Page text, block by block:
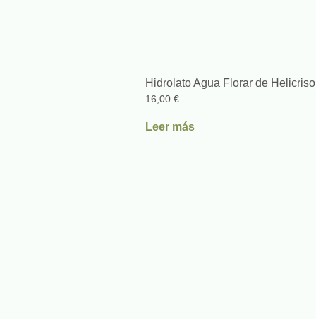
Hidrolato Agua Florar de Helicriso
16,00 €
Leer más